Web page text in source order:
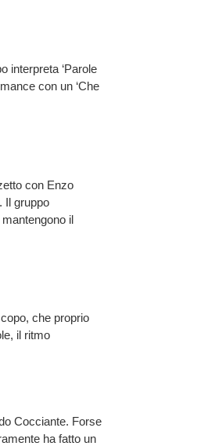
interpreta ‘Parole
con un ‘Che
con Enzo
Il gruppo
il
che proprio
il ritmo
Cocciante. Forse
ha fatto un